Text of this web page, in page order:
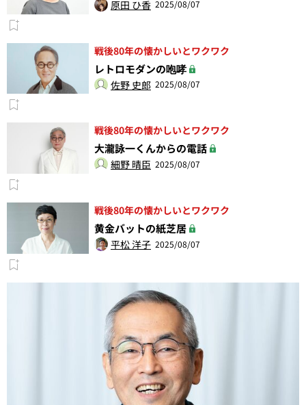
原田 ひ香 2025/08/07
戦後80年の懐かしいとワクワク
レトロモダンの咆哮
佐野 史郎 2025/08/07
戦後80年の懐かしいとワクワク
大瀧詠一くんからの電話
細野 晴臣 2025/08/07
戦後80年の懐かしいとワクワク
黄金バットの紙芝居
平松 洋子 2025/08/07